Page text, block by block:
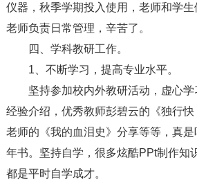
仪器，秋季学期投入使用，老师和学
老师负责日常管理，辛苦了。
四、学科教研工作。
1、不断学习，提高专业水平。
坚持参加校内外教研活动，虚心
经验介绍，优秀教师彭碧云的《独行
老师的《我的血泪史》分享等等，真
年书。坚持自学，很多炫酷PPt制作知
都是平时自学成才。